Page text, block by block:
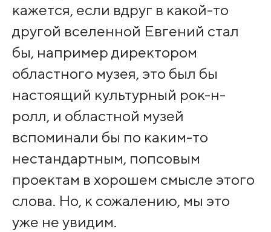
кажется, если вдруг в какой-то
другой вселенной Евгений стал
бы, например директором
областного музея, это был бы
настоящий культурный рок-н-
ролл, и областной музей
вспоминали бы по каким-то
нестандартным, попсовым
проектам в хорошем смысле этого
слова. Но, к сожалению, мы это
уже не увидим.